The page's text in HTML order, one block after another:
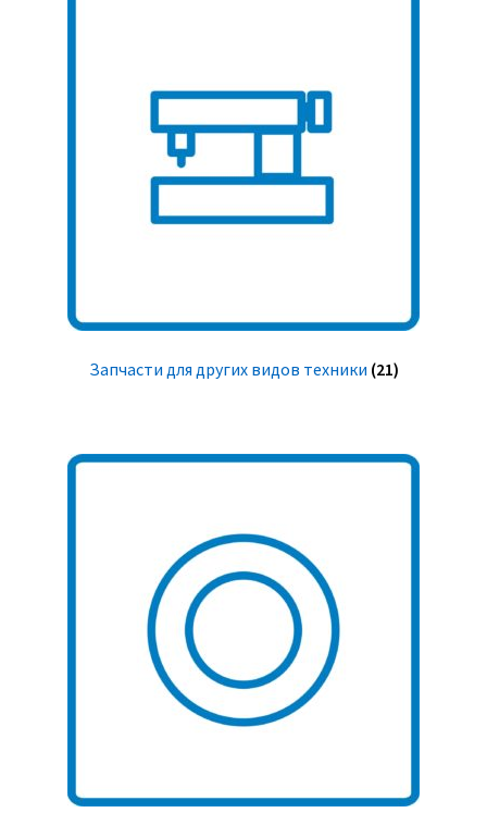
Запчасти для других видов техники (21)